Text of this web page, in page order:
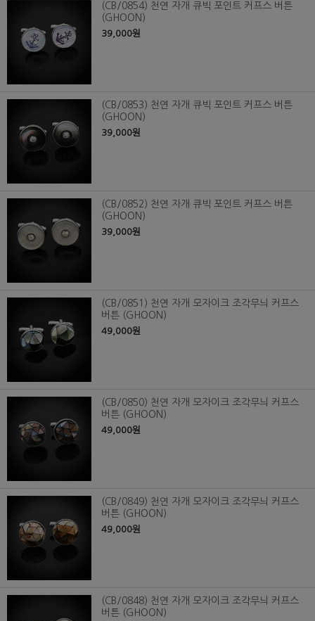
(CB/0854) 천연 자개 큐빅 포인트 커프스 버튼
(GHOON)
39,000원
(CB/0853) 천연 자개 큐빅 포인트 커프스 버튼
(GHOON)
39,000원
(CB/0852) 천연 자개 큐빅 포인트 커프스 버튼
(GHOON)
39,000원
(CB/0851) 천연 자개 모자이크 조각무늬 커프스
버튼 (GHOON)
49,000원
(CB/0850) 천연 자개 모자이크 조각무늬 커프스
버튼 (GHOON)
49,000원
(CB/0849) 천연 자개 모자이크 조각무늬 커프스
버튼 (GHOON)
49,000원
(CB/0848) 천연 자개 모자이크 조각무늬 커프스
버튼 (GHOON)